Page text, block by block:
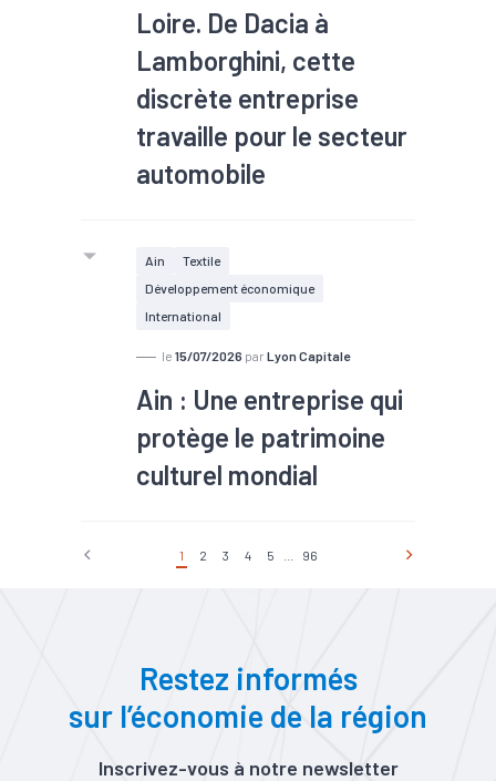
industriels plaident pour que la filière
textile française soit au cœur de
cette démarche.
Loire. De Dacia à
Lamborghini, cette
discrète entreprise
travaille pour le secteur
automobile
cordons, sangles et tendeurs. Elle
de l’injection plastique afin de mieux
de l’automobile.
Ain
Textile
Développement économique
International
le 15/07/2026 par Lyon Capitale
Ain : Une entreprise qui
protège le patrimoine
culturel mondial
1 2 3 4 5 96
Restez informés
sur l’économie de la région
Inscrivez-vous à notre newsletter